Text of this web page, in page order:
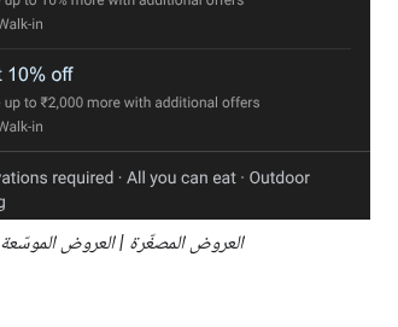
العروض المصغّرة | العروض الموسّعة